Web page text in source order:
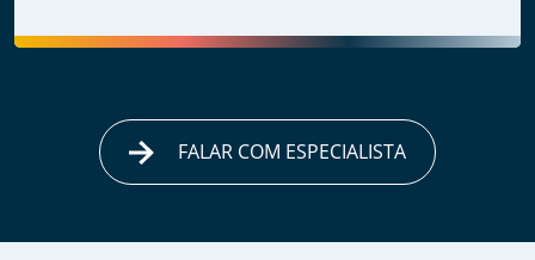
FALAR COM ESPECIALISTA